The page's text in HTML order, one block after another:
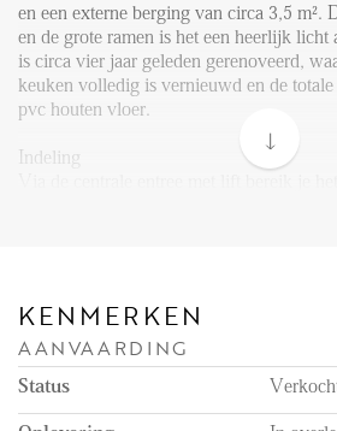
en een externe berging van circa 3,5 m².
en de grote ramen is het een heerlijk
is circa vier jaar geleden gerenoveerd,
keuken volledig is vernieuwd en de
pvc houten vloer.
Indeling
gemakken voorzien: een vaatwasser,
koelkast en vriezer. De keuken is circa
aan bij de rest van het interieur.
Aan de achterzijde bevindt zich de ruime
alle rust kunt slapen. Deze kamer biedt
KENMERKEN
AANVAARDING
Status
CONTACT
Den Haag